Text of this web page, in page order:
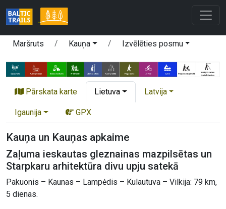
Maršruts Kauņa Izvēlēties posmu
Pārskata karte Lietuva Latvija
Igaunija GPX
Kauņa un Kauņas apkaime
Zaļuma ieskautas gleznainas mazpilsētas un
Starpkaru arhitektūra divu upju satekā
Pakuonis – Kaunas – Lampėdis – Kulautuva – Vilkija: 79 km,
5 dienas.